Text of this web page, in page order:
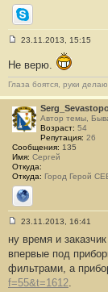
Skype
о
б
щ
е
н
и
е
#
4
23.11.2013, 15:15
Не верю.
Глаза боятся, руки
Автор темы,
Возраст: 54
Репутация: 26
Сообщения: 135
Имя: Сергей
Откуда:
Откуда: Город Герой
Сайт
о
б
щ
е
н
23.11.2013, 16:41
ну время и
впервые под
фильтрами, а
f=55&t=1612.